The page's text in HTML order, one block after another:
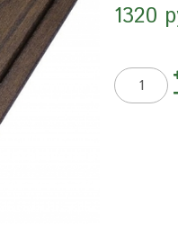
1320